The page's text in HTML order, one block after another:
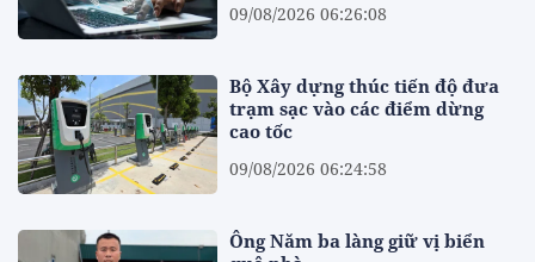
09/08/2026 06:26:08
Bộ Xây dựng thúc tiến độ đưa
trạm sạc vào các điểm dừng
cao tốc
09/08/2026 06:24:58
Ông Năm ba làng giữ vị biển